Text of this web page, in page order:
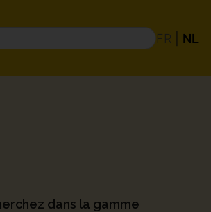
FR NL
dans la gamme